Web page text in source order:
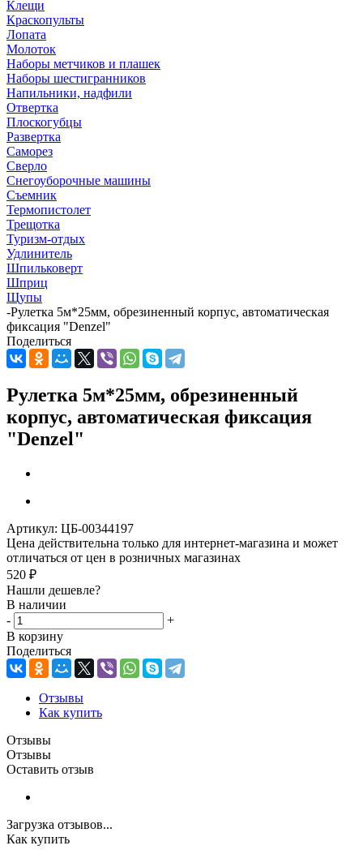
Клещи
Краскопульты
Лопата
Молоток
Наборы метчиков и плашек
Наборы шестигранников
Напильники, надфили
Отвертка
Плоскогубцы
Развертка
Саморез
Сверло
Снегоуборочные машины
Съемник
Термопистолет
Трещотка
Туризм-отдых
Удлинитель
Шпильковерт
Шприц
Щупы
-Рулетка 5м*25мм, обрезиненный корпус, автоматическая
фиксация "Denzel"
Поделиться
Рулетка 5м*25мм, обрезиненный
корпус, автоматическая фиксация
"Denzel"
Артикул: ЦБ-00344197
Цена действительна только для интернет-магазина и может
отличаться от цен в розничных магазинах
520 ₽
Нашли дешевле?
В наличии
-
+
В корзину
Поделиться
Отзывы
Как купить
Отзывы
Отзывы
Оставить отзыв
Загрузка отзывов...
Как купить